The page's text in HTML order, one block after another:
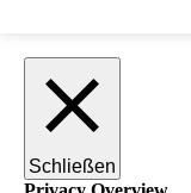
Schließen